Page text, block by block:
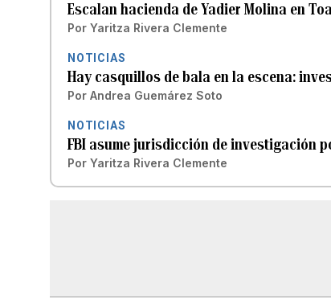
Escalan hacienda de Yadier Molina en
Por Yaritza Rivera Clemente
NOTICIAS
Hay casquillos de bala en la escena:
Por Andrea Guemárez Soto
NOTICIAS
FBI asume jurisdicción de investigación
Por Yaritza Rivera Clemente